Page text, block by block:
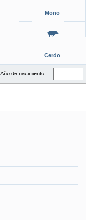
Mono
Cerdo
Año de nacimiento: